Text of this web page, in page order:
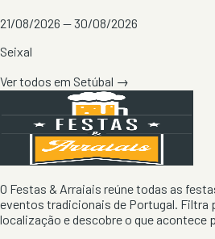
21/08/2026 — 30/08/2026
Seixal
Ver todos em Setúbal →
O Festas & Arraiais reúne todas as
eventos tradicionais de Portugal. Filtra
localização e descobre o que acontece